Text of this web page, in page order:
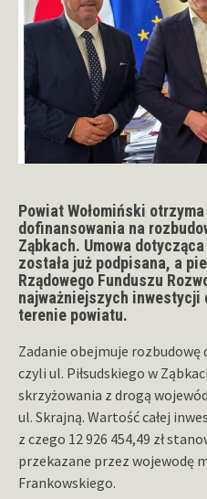
Powiat Wołomiński
dofinansowania na
Ząbkach. Umowa
została już podpisana, a
Rządowego Funduszu
najważniejszych inwestycji
terenie powiatu.
Zadanie obejmuje
czyli ul. Piłsudskiego w
skrzyżowania z drogą
ul. Skrajną. Wartość całej
z czego 12 926 454,49 zł
przekazane przez wojewodę
Frankowskiego.